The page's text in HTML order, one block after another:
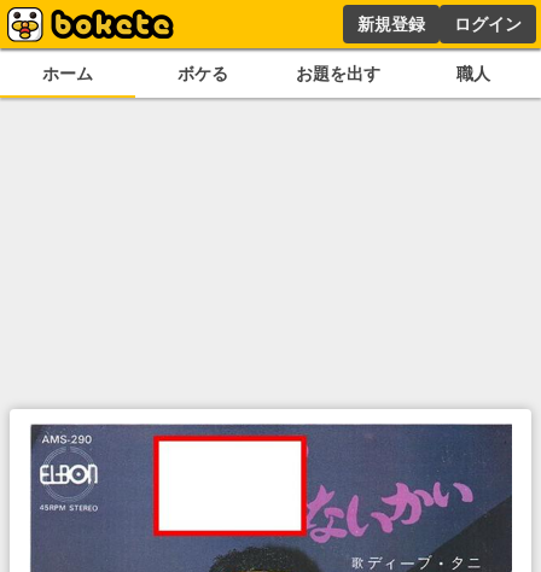
新規登録 ログイン
ホーム ボケる お題を出す 職人